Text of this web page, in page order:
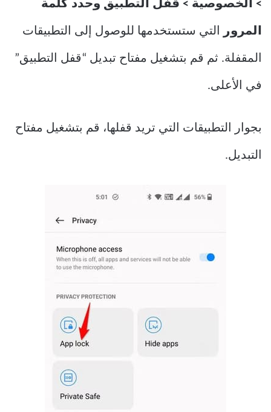
> الخصوصية > قفل التطبيق وحدد كلمة
المرور التي ستستخدمها للوصول إلى التطبيقات
المقفلة. ثم قم بتشغيل مفتاح تبديل “قفل التطبيق”
في الأعلى.
بجوار التطبيقات التي تريد قفلها، قم بتشغيل مفتاح
التبديل.